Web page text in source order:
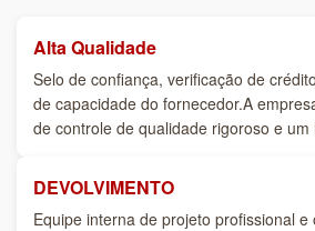
Alta Qualidade
Selo de confiança, verificação de
de capacidade do fornecedor.A
de controle de qualidade rigoroso e
DEVOLVIMENTO
Equipe interna de projeto profissional